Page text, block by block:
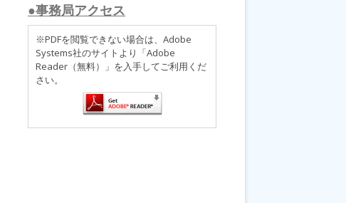
●事務局アクセス
※PDFを閲覧できない場合は、Adobe
Systems社のサイトより「Adobe
Reader（無料）」を入手してご利用くだ
さい。